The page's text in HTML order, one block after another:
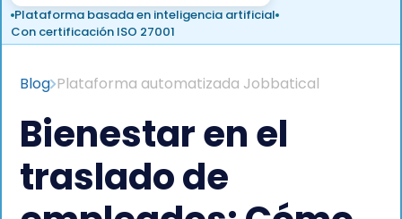
Plataforma basada en inteligencia artificial
Con certificación ISO 27001
Blog Plataforma automatizada Jobbatical
Bienestar en el
traslado de